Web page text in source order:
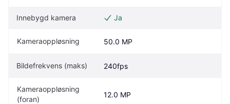
Innebygd kamera Ja
Kameraoppløsning 50.0 MP
Bildefrekvens (maks) 240fps
Kameraoppløsning
(foran)
12.0 MP